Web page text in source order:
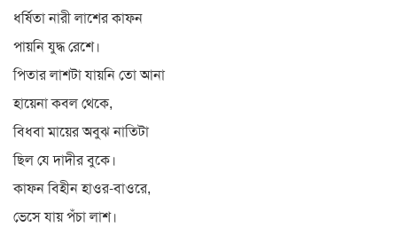
ধর্ষিতা নারী লাশের কাফন
পায়নি যুদ্ধ রেশে।
পিতার লাশটা যায়নি তো আনা
হায়েনা কবল থেকে,
বিধবা মায়ের অবুঝ নাতিটা
ছিল যে দাদীর বুকে।
কাফন বিহীন হাওর-বাওরে,
ভেসে যায় পঁচা লাশ।